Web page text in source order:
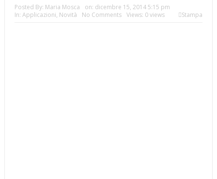
Posted By: Maria Mosca on: dicembre 15, 2014 5:15 pm
In: Applicazioni, Novità No Comments Views: 0 views Stampa